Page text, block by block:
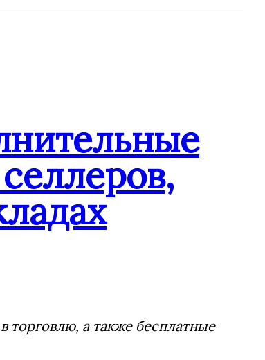
торговлю, а также бесплатные